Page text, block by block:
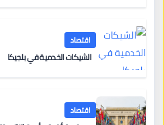
اقتصاد
الشيكات الخدمية في بلجيكا
اقتصاد